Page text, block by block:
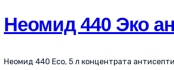
Неомид 440 Эко
Неомид 440 Eco, 5 л концентрата